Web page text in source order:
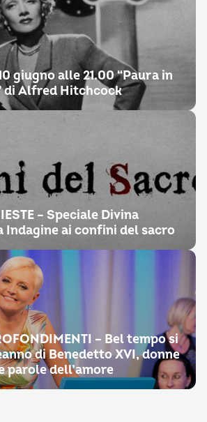
giugno alle 21.00 “Paura in
di Alfred Hitchcock
– Speciale Divina
Indagine ai confini del sacro
– Bel tempo si
di Benedetto XVI, donne
dell’amore